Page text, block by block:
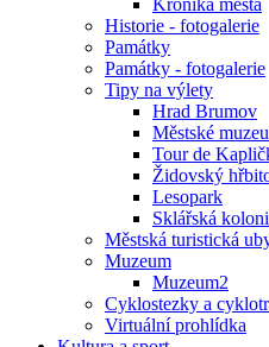
Kronika města
Historie - fotogalerie
Památky
Památky - fotogalerie
Tipy na výlety
Hrad Brumov
Městské
Tour de
Židovský
Lesopark
Sklářská
Městská turistická
Muzeum
Muzeum2
Cyklostezky a
Virtuální prohlídka